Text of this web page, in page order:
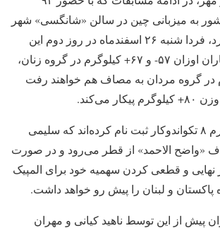
از ۳۳ کشور به میزبانی چین در سالن «شانگسی» شهر
«تای آن» جریان دارد، فردا شنبه ۲۶ اسفندماه در روز دوم این
مسابقات تکواندوکاران اوزان ۵۷- و ۶۷+ کیلوگرم در گروه زنان،
در گروه مردان به مصاف هم خواهند رفت
می‌کند.
در وزن ۸۰+ کیلوگرم ۸ تکواندوکار ثبت نام کرده‌اند که سلیمی
«واضح الاحمد» از قطر می‌رود و در صورت
نهایی و قطعی کردن سهمیه خود برای المپیک
پاکستان و لبنان را پیش رو خواهد داشت.
پیش از این توسط ناهید کیانی و مهران